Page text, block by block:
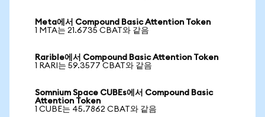
Meta에서 Compound Basic Attention Token
1 MTA는 21.6735 CBAT와 같음
Rarible에서 Compound Basic Attention Token
1 RARI는 59.3577 CBAT와 같음
Somnium Space CUBEs에서 Compound Basic
Attention Token
1 CUBE는 45.7862 CBAT와 같음